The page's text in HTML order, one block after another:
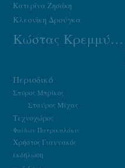
Κατερίνα Ζησάκη
Κλεονίκη Δρούγκα
Κώστας Κρεμμύδας
Περιοδικό
Σπύρος Μπρίκος
Σταύρος Μίχας
Τεχνοχώρος
Φαίδων Πατρικαλάκις
Χρήστος Γιαννακός
εκδήλωση